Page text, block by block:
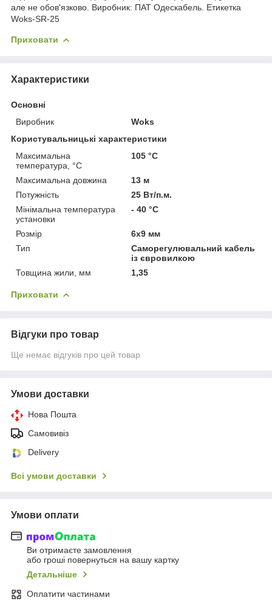
але не обов'язково. Виробник: ПАТ Одескабель. Етикетка
Woks-SR-25
Приховати
Характеристики
Основні
Виробник
Woks
Користувальницькі характеристики
Максимальна
температура, °С
105 °С
Максимальна довжина
13 м
Потужність
25 Вт/п.м.
Мінімальна температура
установки
- 40 °С
Розмір
6х9 мм
Тип
Саморегулювальний кабель
із євровилкою
Товщина жили, мм
1,35
Приховати
Відгуки про товар
Ще немає відгуків про цей товар
Умови доставки
Нова Пошта
Самовивіз
Delivery
Всі умови доставки
Умови оплати
Ви отримаєте замовлення
або гроші повернуться на вашу картку
Детальніше
Оплатити частинами